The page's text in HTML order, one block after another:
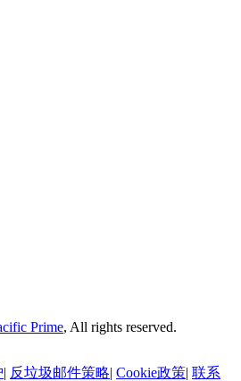
Prime, All rights reserved.
| 反垃圾邮件策略| Cookie政策| 联系